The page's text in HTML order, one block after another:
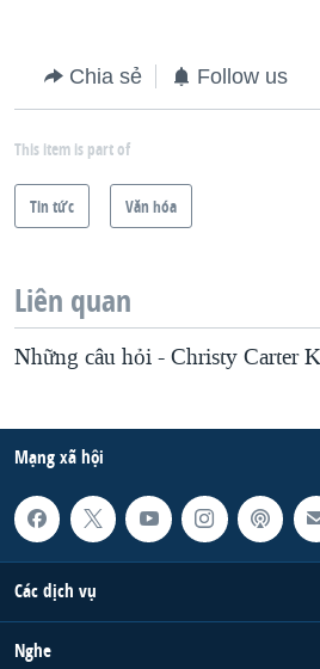
Chia sẻ Follow us
This item is part of
Tin tức Văn hóa
Liên quan
Những câu hỏi - Christy Carter
Mạng xã hội
Các dịch vụ
Nghe